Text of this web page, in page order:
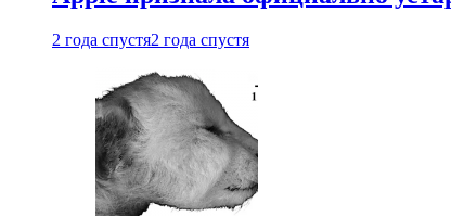
2 года спустя2 года спустя